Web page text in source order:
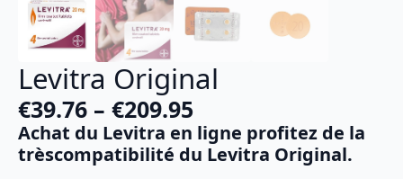
Levitra Original
€39.76 – €209.95
Plage
de
Achat du Levitra en ligne profitez de la
trèscompatibilité du Levitra Original.